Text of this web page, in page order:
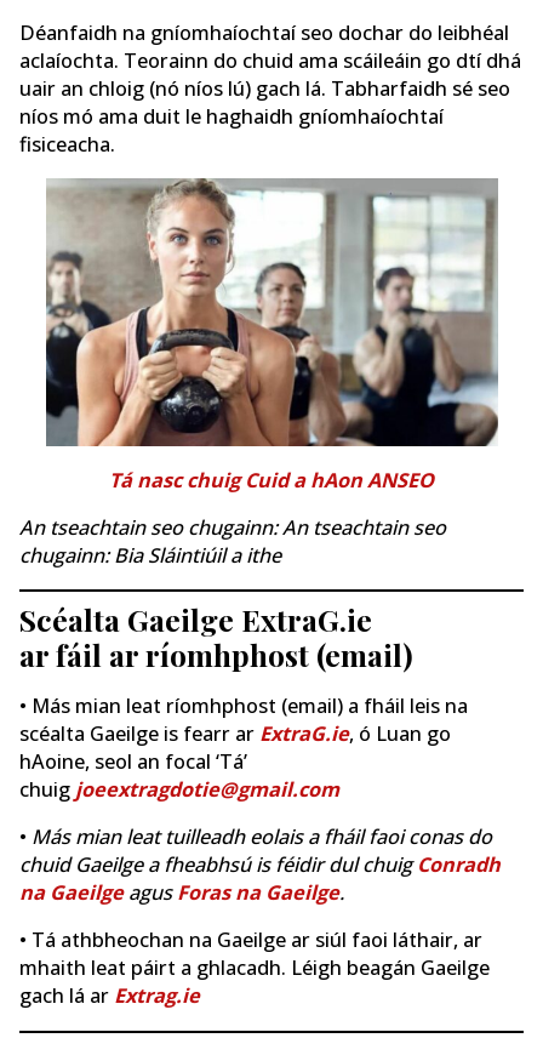
Déanfaidh na gníomhaíochtaí seo dochar do leibhéal
aclaíochta. Teorainn do chuid ama scáileáin go dtí dhá
uair an chloig (nó níos lú) gach lá. Tabharfaidh sé seo
níos mó ama duit le haghaidh gníomhaíochtaí
fisiceacha.
Tá nasc chuig Cuid a hAon ANSEO
An tseachtain seo chugainn: An tseachtain seo
chugainn: Bia Sláintiúil a ithe
Scéalta Gaeilge ExtraG.ie
ar fáil ar ríomhphost (email)
• Más mian leat ríomhphost (email) a fháil leis na
scéalta Gaeilge is fearr ar ExtraG.ie, ó Luan go
hAoine, seol an focal ‘Tá’
chuig joeextragdotie@gmail.com
• Más mian leat tuilleadh eolais a fháil faoi conas do
chuid Gaeilge a fheabhsú is féidir dul chuigConradh
na GaeilgeagusForas na Gaeilge.
• Tá athbheochan na Gaeilge ar siúl faoi láthair, ar
mhaith leat páirt a ghlacadh. Léigh beagán Gaeilge
gach lá ar Extrag.ie